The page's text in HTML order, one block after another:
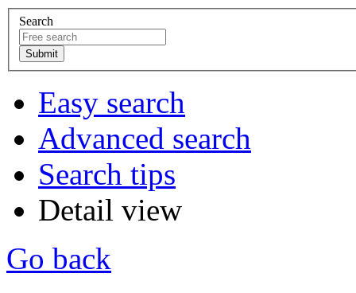
Search
Easy search
Advanced search
Search tips
Detail view
Go back